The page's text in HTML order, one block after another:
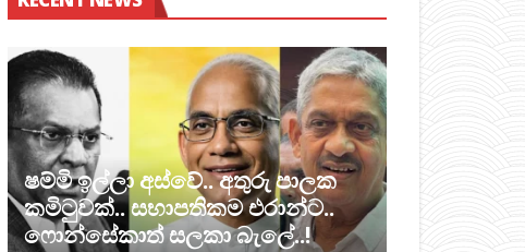
ෂම්මි ඉල්ලා අස්වේ.. අතුරු පාලක
කමිටුවක්.. සභාපතිකම එරාන්ට..
ෆොන්සේකාත් සලකා බැලේ..!